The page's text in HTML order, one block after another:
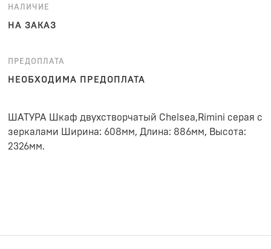
НАЛИЧИЕ
НА ЗАКАЗ
ПРЕДОПЛАТА
НЕОБХОДИМА ПРЕДОПЛАТА
ШАТУРА Шкаф двухстворчатый Chelsea,Rimini серая с
зеркалами Ширина: 608мм, Длина: 886мм, Высота:
2326мм.